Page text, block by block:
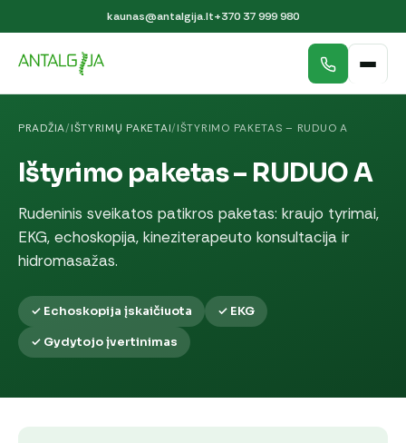
kaunas@antalgija.lt+370 37 999 980
PRADŽIA/IŠTYRIMŲ PAKETAI/IŠTYRIMO PAKETAS – RUDUO A
Ištyrimo paketas – RUDUO A
Rudeninis sveikatos patikros paketas: kraujo tyrimai,
EKG, echoskopija, kineziterapeuto konsultacija ir
hidromasažas.
✓ Echoskopija įskaičiuota
✓ EKG
✓ Gydytojo įvertinimas